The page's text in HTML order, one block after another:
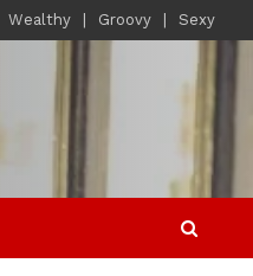
Wealthy Groovy Sexy